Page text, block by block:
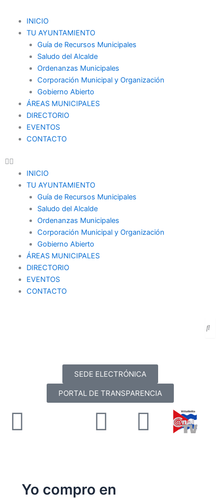
contenido
INICIO
TU AYUNTAMIENTO
Guía de Recursos Municipales
Saludo del Alcalde
Ordenanzas Municipales
Corporación Municipal y Organización
Gobierno Abierto
ÁREAS MUNICIPALES
DIRECTORIO
EVENTOS
CONTACTO
Menu
INICIO
TU AYUNTAMIENTO
Guía de Recursos Municipales
Saludo del Alcalde
Ordenanzas Municipales
Corporación Municipal y Organización
Gobierno Abierto
ÁREAS MUNICIPALES
DIRECTORIO
EVENTOS
CONTACTO
SEDE ELECTRÓNICA
PORTAL DE TRANSPARENCIA
FacebookYoutube
Yo compro en